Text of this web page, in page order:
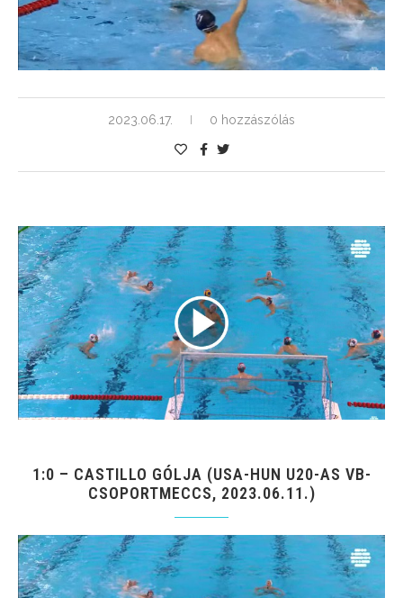
2023.06.17. 0 hozzászólás
1:0 – CASTILLO GÓLJA (USA-HUN U20-AS VB-
CSOPORTMECCS, 2023.06.11.)